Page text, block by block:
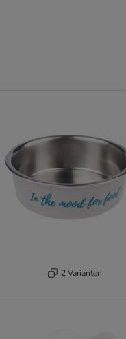
2 Varianten